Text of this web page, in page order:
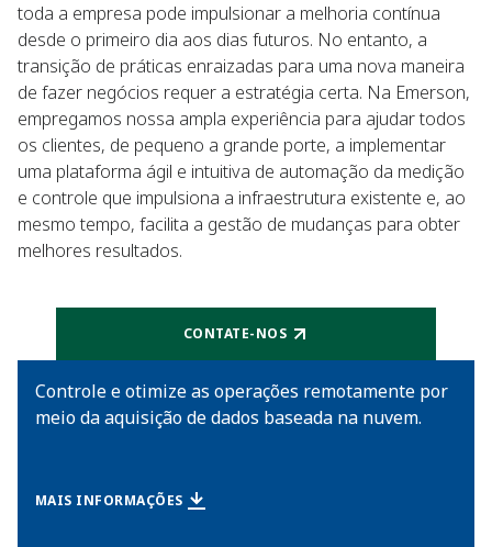
toda a empresa pode impulsionar a melhoria contínua
desde o primeiro dia aos dias futuros. No entanto, a
transição de práticas enraizadas para uma nova maneira
de fazer negócios requer a estratégia certa. Na Emerson,
empregamos nossa ampla experiência para ajudar todos
os clientes, de pequeno a grande porte, a implementar
uma plataforma ágil e intuitiva de automação da medição
e controle que impulsiona a infraestrutura existente e, ao
mesmo tempo, facilita a gestão de mudanças para obter
melhores resultados.
CONTATE-NOS
Controle e otimize as operações remotamente por
meio da aquisição de dados baseada na nuvem.
MAIS INFORMAÇÕES